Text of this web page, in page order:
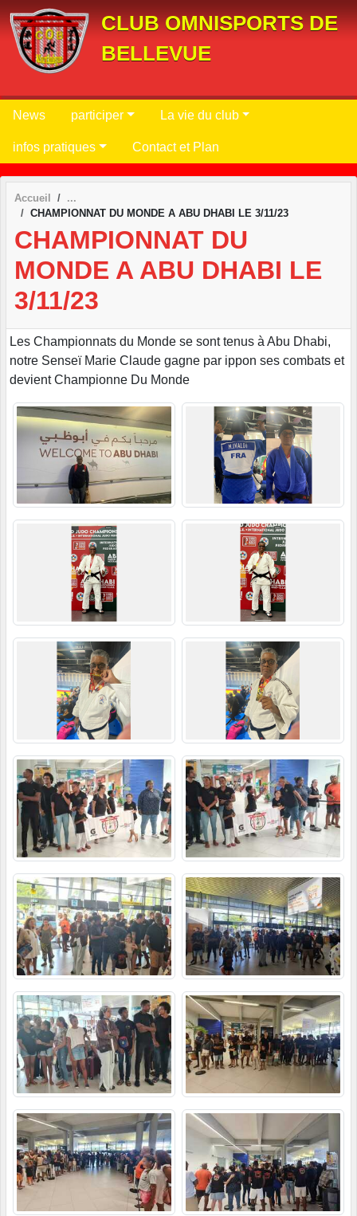
CLUB OMNISPORTS DE
BELLEVUE
News participer La vie du club
infos pratiques Contact et Plan
Accueil
CHAMPIONNAT DU MONDE A ABU DHABI LE 3/11/23
CHAMPIONNAT DU
MONDE A ABU DHABI LE
3/11/23
Les Championnats du Monde se sont tenus à Abu Dhabi,
notre Senseï Marie Claude gagne par ippon ses combats et
devient Championne Du Monde
Panneau de gestion des cookies